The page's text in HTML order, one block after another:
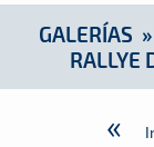
GALERÍAS »
RALLYE
«